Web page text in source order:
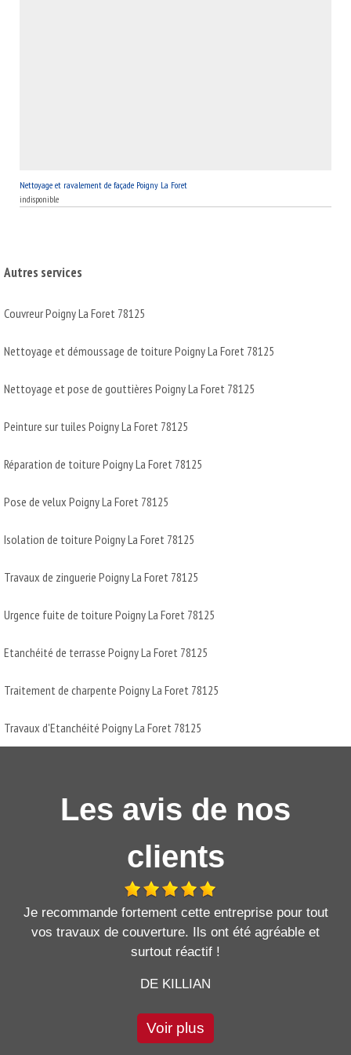
Nettoyage et ravalement de façade Poigny La Foret
indisponible
Autres services
Couvreur Poigny La Foret 78125
Nettoyage et démoussage de toiture Poigny La Foret 78125
Nettoyage et pose de gouttières Poigny La Foret 78125
Peinture sur tuiles Poigny La Foret 78125
Réparation de toiture Poigny La Foret 78125
Pose de velux Poigny La Foret 78125
Isolation de toiture Poigny La Foret 78125
Travaux de zinguerie Poigny La Foret 78125
Urgence fuite de toiture Poigny La Foret 78125
Etanchéité de terrasse Poigny La Foret 78125
Traitement de charpente Poigny La Foret 78125
Travaux d'Etanchéité Poigny La Foret 78125
Les avis de nos
clients
Je recommande fortement cette entreprise pour tout
vos travaux de couverture. Ils ont été agréable et
surtout réactif !
DE KILLIAN
Voir plus